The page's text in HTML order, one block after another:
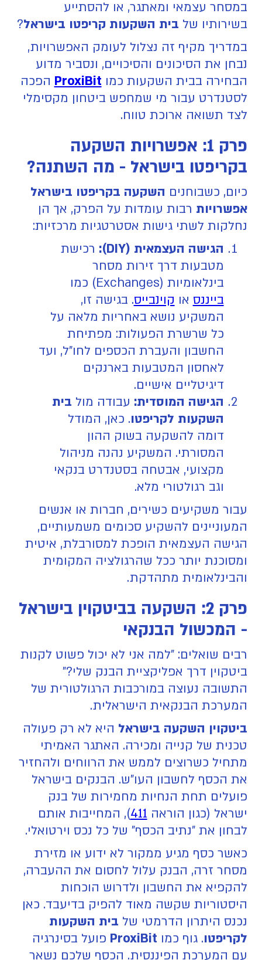
במסחר עצמאי ומאתגר, או להסתייע
בשירותיו של בית השקעות קריפטו בישראל?
במדריך מקיף זה נצלול לעומק האפשרויות,
נבחן את הסיכונים והסיכויים, ונסביר מדוע
הבחירה בבית השקעות כמו ProxiBit הפכה
לסטנדרט עבור מי שמחפש ביטחון מקסימלי
לצד תשואה ארוכת טווח.
פרק 1: אפשרויות השקעה
בקריפטו בישראל - מה השתנה?
כיום, כשבוחנים השקעה בקריפטו בישראל
אפשרויות רבות עומדות על הפרק, אך הן
נחלקות לשתי גישות אסטרטגיות מרכזיות:
הגישה העצמאית (DIY):
רכישת
מטבעות דרך זירות מסחר
בינלאומיות (Exchanges) כמו
בייננס או קוינבייס. בגישה זו,
המשקיע נושא באחריות מלאה על
כל שרשרת הפעולות: מפתיחת
החשבון והעברת הכספים לחו"ל, ועד
לאחסון המטבעות בארנקים
דיגיטליים אישיים.
הגישה המוסדית: עבודה מול בית
השקעות לקריפטו. כאן, המודל
דומה להשקעה בשוק ההון
המסורתי. המשקיע נהנה מניהול
מקצועי, אבטחה בסטנדרט בנקאי
וגב רגולטורי מלא.
עבור משקיעים כשירים, חברות או אנשים
המעוניינים להשקיע סכומים משמעותיים,
הגישה העצמאית הופכת למסורבלת, איטית
ומסוכנת יותר ככל שהרגולציה המקומית
והבינלאומית מתהדקת.
פרק 2: השקעה בביטקוין בישראל
- המכשול הבנקאי
רבים שואלים: "למה אני לא יכול פשוט לקנות
ביטקוין דרך אפליקציית הבנק שלי?"
התשובה נעוצה במורכבות הרגולטורית של
המערכת הבנקאית הישראלית.
ביטקוין השקעה בישראל היא לא רק פעולה
טכנית של קנייה ומכירה. האתגר האמיתי
מתחיל כשרוצים לממש את הרווחים ולהחזיר
את הכסף לחשבון העו"ש. הבנקים בישראל
פועלים תחת הנחיות מחמירות של בנק
ישראל (כגון הוראה 411), המחייבות אותם
לבחון את "נתיב הכסף" של כל נכס וירטואלי.
כאשר כסף מגיע ממקור לא ידוע או מזירת
מסחר זרה, הבנק עלול לחסום את ההעברה,
להקפיא את החשבון ולדרוש הוכחות
היסטוריות שקשה מאוד להפיק בדיעבד. כאן
נכנס היתרון הדרמטי של בית השקעות
לקריפטו. גוף כמו ProxiBit פועל בסינרגיה
עם המערכת הפיננסית. הכסף שלכם נשאר